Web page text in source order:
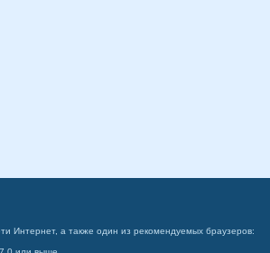
Интернет, а также один из рекомендуемых браузеров: